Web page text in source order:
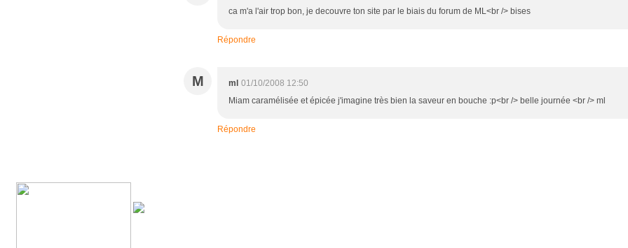
ca m'a l'air trop bon, je decouvre ton site par le biais du forum de ML<br /> bises
Répondre
M ml 01/10/2008 12:50
Miam caramélisée et épicée j'imagine très bien la saveur en bouche :p<br /> belle journée <br /> ml
Répondre